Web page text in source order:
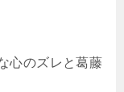
心のズレと葛藤